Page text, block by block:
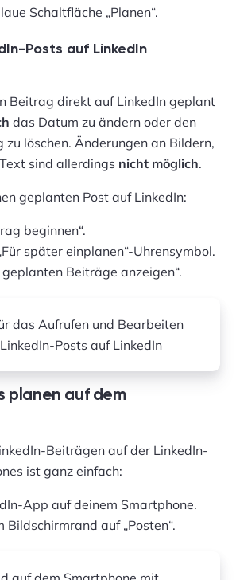
Schaltfläche „Planen“.
Posts auf LinkedIn
Beitrag direkt auf LinkedIn geplant
das Datum zu ändern oder den
löschen. Änderungen an Bildern,
sind allerdings nicht möglich.
geplanten Post auf LinkedIn:
beginnen“.
später einplanen“-Uhrensymbol.
geplanten Beiträge anzeigen“.
planen auf dem
Beiträgen auf der LinkedIn-
ist ganz einfach:
App auf deinem Smartphone.
Bildschirmrand auf „Posten“.